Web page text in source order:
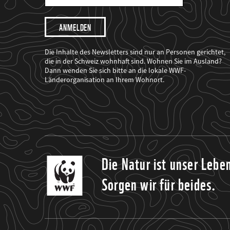
Mail
Adresse
Ich
möchte,
dass
der
WWF
mich
über
seine
Projekte
informiert.
Die Inhalte des Newsletters sind nur an Personen gerichtet,
die in der Schweiz wohnhaft sind. Wohnen Sie im Ausland?
Dann wenden Sie sich bitte an die lokale WWF-
Länderorganisation an Ihrem Wohnort.
Die Natur ist unser
Sorgen wir für beides.